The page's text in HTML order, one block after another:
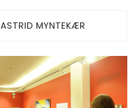
ASTRID MYNTEKÆR